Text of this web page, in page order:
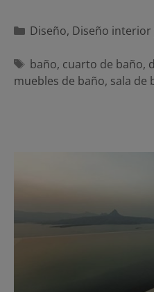
Categorías
Diseño, Diseño interior
Etiquetas
baño, cuarto de baño,
muebles de baño, sala de